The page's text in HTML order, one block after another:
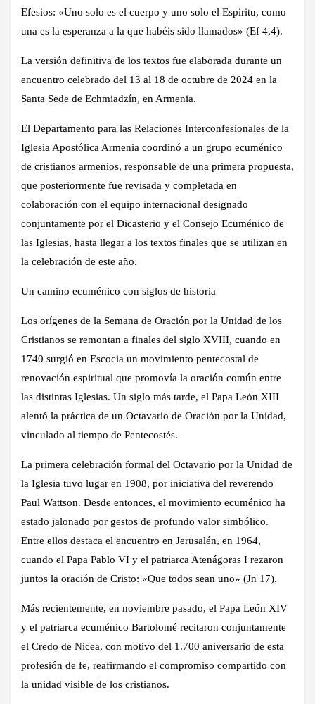
Efesios: «Uno solo es el cuerpo y uno solo el Espíritu, como
una es la esperanza a la que habéis sido llamados» (Ef 4,4).
La versión definitiva de los textos fue elaborada durante un
encuentro celebrado del 13 al 18 de octubre de 2024 en la
Santa Sede de Echmiadzín, en Armenia.
El Departamento para las Relaciones Interconfesionales de la
Iglesia Apostólica Armenia coordinó a un grupo ecuménico
de cristianos armenios, responsable de una primera propuesta,
que posteriormente fue revisada y completada en
colaboración con el equipo internacional designado
conjuntamente por el Dicasterio y el Consejo Ecuménico de
las Iglesias, hasta llegar a los textos finales que se utilizan en
la celebración de este año.
Un camino ecuménico con siglos de historia
Los orígenes de la Semana de Oración por la Unidad de los
Cristianos se remontan a finales del siglo XVIII, cuando en
1740 surgió en Escocia un movimiento pentecostal de
renovación espiritual que promovía la oración común entre
las distintas Iglesias. Un siglo más tarde, el Papa León XIII
alentó la práctica de un Octavario de Oración por la Unidad,
vinculado al tiempo de Pentecostés.
La primera celebración formal del Octavario por la Unidad de
la Iglesia tuvo lugar en 1908, por iniciativa del reverendo
Paul Wattson. Desde entonces, el movimiento ecuménico ha
estado jalonado por gestos de profundo valor simbólico.
Entre ellos destaca el encuentro en Jerusalén, en 1964,
cuando el Papa Pablo VI y el patriarca Atenágoras I rezaron
juntos la oración de Cristo: «Que todos sean uno» (Jn 17).
Más recientemente, en noviembre pasado, el Papa León XIV
y el patriarca ecuménico Bartolomé recitaron conjuntamente
el Credo de Nicea, con motivo del 1.700 aniversario de esta
profesión de fe, reafirmando el compromiso compartido con
la unidad visible de los cristianos.